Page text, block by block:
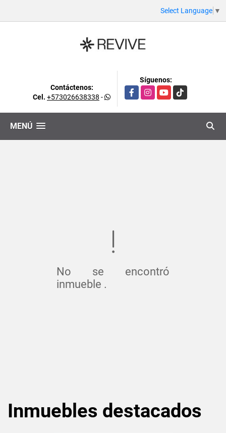
Select Language ▼
Contáctenos:
Cel. +573026638338 -
Síguenos:
FacebookInstagramYouTubeTikTok
MENÚ
No se encontró
inmueble .
Inmuebles destacados